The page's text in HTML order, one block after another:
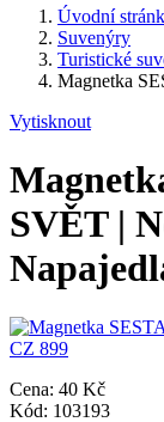
Úvodní
Suvenýry
Turistické
Magnetka
Vytisknout
SVĚT |
Cena: 40 Kč
Kód: 103193